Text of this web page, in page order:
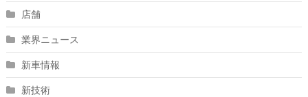
店舗
業界ニュース
新車情報
新技術